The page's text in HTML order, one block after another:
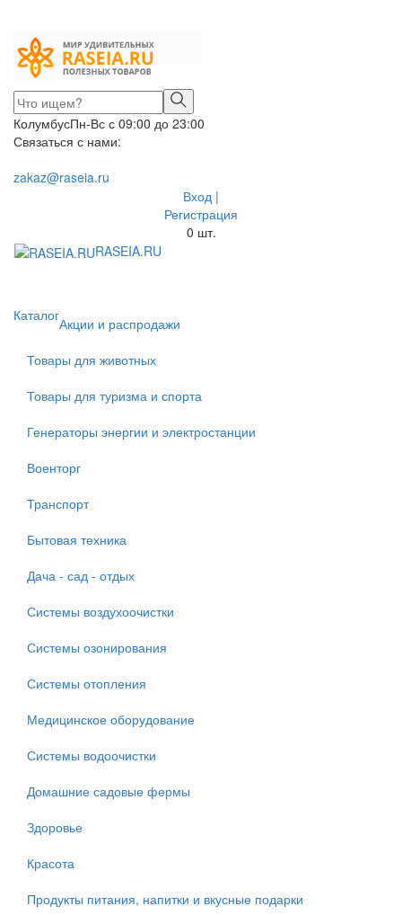
КолумбусПн-Вс с 09:00 до 23:00
Связаться с нами:
zakaz@raseia.ru
Вход |
Регистрация
0 шт.
RASEIA.RU
КаталогАкции и распродажи
Товары для животных
Товары для туризма и спорта
Генераторы энергии и электростанции
Военторг
Транспорт
Бытовая техника
Дача - сад - отдых
Системы воздухоочистки
Системы озонирования
Системы отопления
Медицинское оборудование
Системы водоочистки
Домашние садовые фермы
Здоровье
Красота
Продукты питания, напитки и вкусные подарки